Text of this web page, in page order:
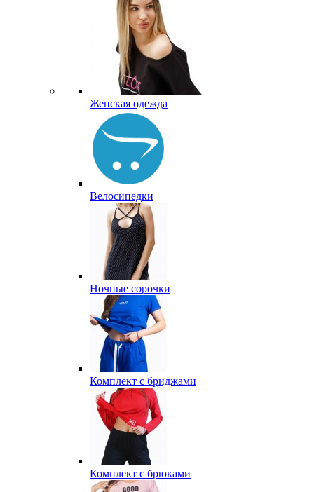
Женская одежда
Велосипедки
Ночные сорочки
Комплект с бриджами
Комплект с брюками